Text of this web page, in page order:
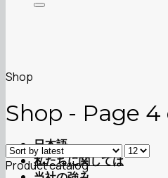
日本語
私たちに関しては
Shop
Shop - Page 4
Product catalog